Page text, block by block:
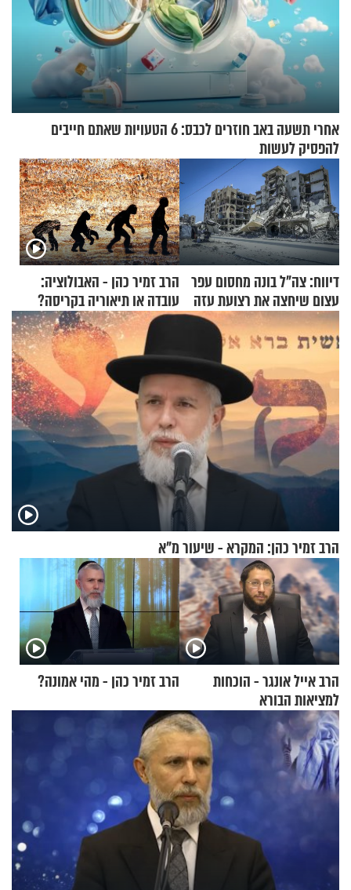
אחרי תשעה באב חוזרים לכבס: 6 הטעויות שאתם חייבים
להפסיק לעשות
דיווח: צה"ל בונה מחסום עפר
עצום שיחצה את רצועת עזה
לשניים
הרב זמיר כהן - האבולוציה:
עובדה או תיאוריה בקריסה?
הרב זמיר כהן: המקרא - שיעור מ"א
הרב אייל אונגר - הוכחות
למציאות הבורא
הרב זמיר כהן - מהי אמונה?